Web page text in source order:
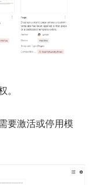
。
要激活或停用模